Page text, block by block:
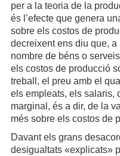
per a la teoria de la
és l’efecte que genera
sobre els costos de
decreixent ens diu que, a
nombre de béns o
els costos de producció
treball, el preu amb el
els empleats, els salaris,
marginal, és a dir, de la
més sobre els costos de
Davant els grans
desigualtats «explicats»